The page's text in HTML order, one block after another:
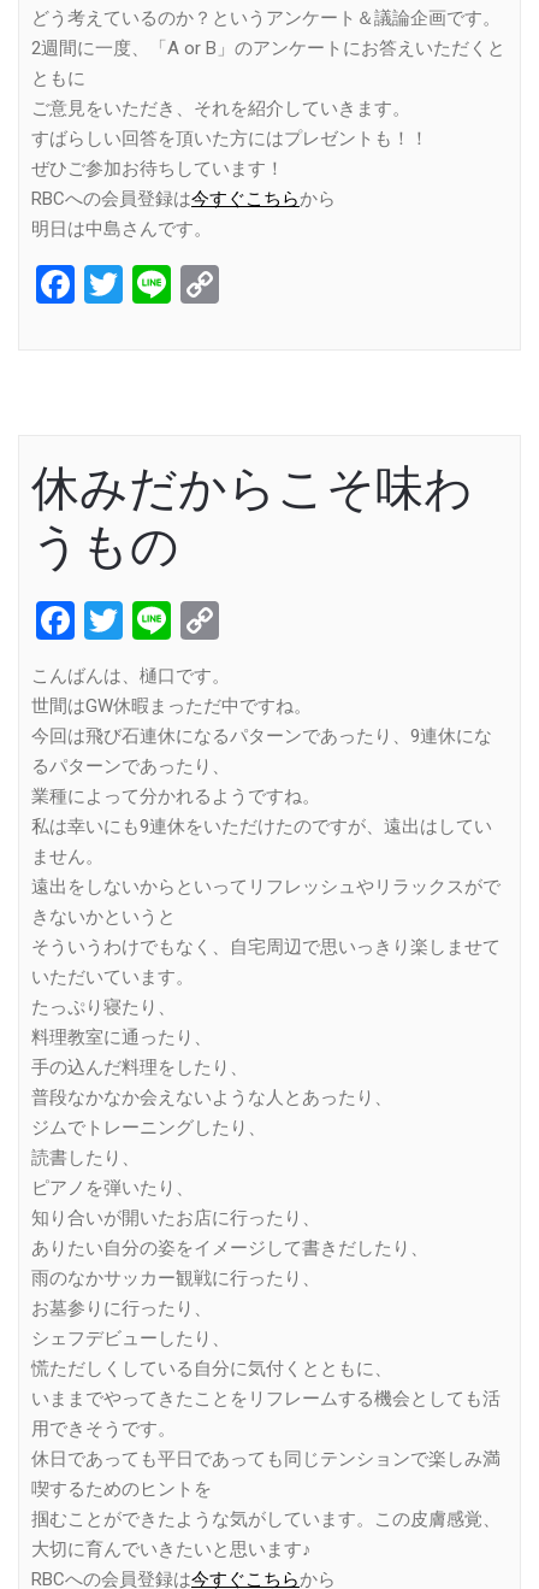
どう考えているのか？というアンケート＆議論企画です。
2週間に一度、「A or B」のアンケートにお答えいただくと
ともに
ご意見をいただき、それを紹介していきます。
すばらしい回答を頂いた方にはプレゼントも！！
ぜひご参加お待ちしています！
RBCへの会員登録は今すぐこちらから
明日は中島さんです。
Facebook
Twitter
Line
休みだからこそ味わ
うもの
Facebook
Twitter
Line
こんばんは、樋口です。
世間はGW休暇まっただ中ですね。
今回は飛び石連休になるパターンであったり、9連休にな
るパターンであったり、
業種によって分かれるようですね。
私は幸いにも9連休をいただけたのですが、遠出はしてい
ません。
遠出をしないからといってリフレッシュやリラックスがで
きないかというと
そういうわけでもなく、自宅周辺で思いっきり楽しませて
いただいています。
たっぷり寝たり、
料理教室に通ったり、
手の込んだ料理をしたり、
普段なかなか会えないような人とあったり、
ジムでトレーニングしたり、
読書したり、
ピアノを弾いたり、
知り合いが開いたお店に行ったり、
ありたい自分の姿をイメージして書きだしたり、
雨のなかサッカー観戦に行ったり、
お墓参りに行ったり、
シェフデビューしたり、
慌ただしくしている自分に気付くとともに、
いままでやってきたことをリフレームする機会としても活
用できそうです。
休日であっても平日であっても同じテンションで楽しみ満
喫するためのヒントを
掴むことができたような気がしています。この皮膚感覚、
大切に育んでいきたいと思います♪
RBCへの会員登録は今すぐこちらから